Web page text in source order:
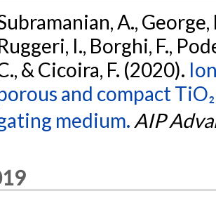
A., George,
I., Borghi, F.,
& Cicoira, F. (2020).
and compact
medium. AIP